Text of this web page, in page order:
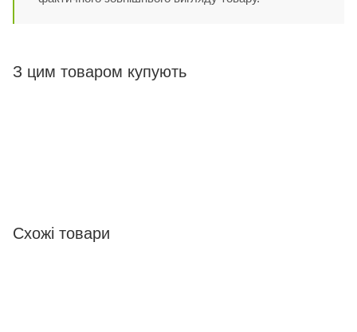
З цим товаром купують
Схожі товари